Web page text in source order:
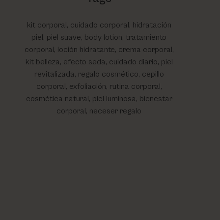
kit corporal, cuidado corporal, hidratación
piel, piel suave, body lotion, tratamiento
corporal, loción hidratante, crema corporal,
kit belleza, efecto seda, cuidado diario, piel
revitalizada, regalo cosmético, cepillo
corporal, exfoliación, rutina corporal,
cosmética natural, piel luminosa, bienestar
corporal, neceser regalo